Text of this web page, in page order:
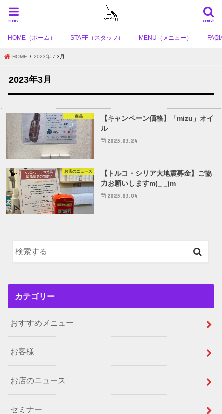
search
menu
HOME（ホーム） STAFF（スタッフ） MENU（メニュー）
HOME 2023年 3月
2023年3月
商品
【キャンペーン価格】「mizu」オイ
ル
2023.03.24
お店のニュース
【トルコ・シリア大地震募金】ご協
力お願いしますm(_ _)m
2023.03.04
カテゴリー
おすすめメニュー
お客様
お店のニュース
セミナー